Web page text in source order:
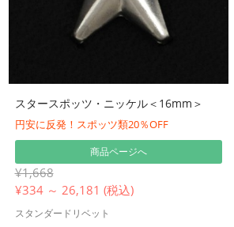
スタースポッツ・ニッケル＜16mm＞
円安に反発！スポッツ類20％OFF
商品ページへ
¥1,668
¥334 ～ 26,181 (税込)
スタンダードリベット